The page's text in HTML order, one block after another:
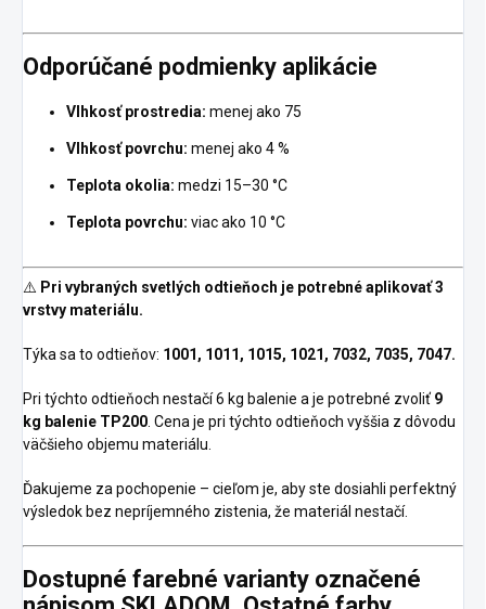
Odporúčané podmienky aplikácie
Vlhkosť prostredia: menej ako 75
Vlhkosť povrchu: menej ako 4 %
Teplota okolia: medzi 15–30 °C
Teplota povrchu: viac ako 10 °C
⚠️ Pri vybraných svetlých odtieňoch je potrebné aplikovať 3
vrstvy materiálu.
Týka sa to odtieňov: 1001, 1011, 1015, 1021, 7032, 7035, 7047.
Pri týchto odtieňoch nestačí 6 kg balenie a je potrebné zvoliť 9
kg balenie TP200 . Cena je pri týchto odtieňoch vyššia z dôvodu
väčšieho objemu materiálu.
Ďakujeme za pochopenie – cieľom je, aby ste dosiahli perfektný
výsledok bez nepríjemného zistenia, že materiál nestačí.
Dostupné farebné varianty označené